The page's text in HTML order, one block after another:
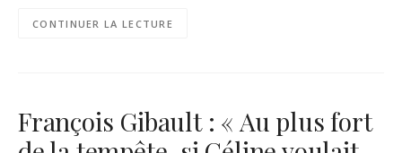
CONTINUER LA LECTURE
François Gibault : « Au plus fort